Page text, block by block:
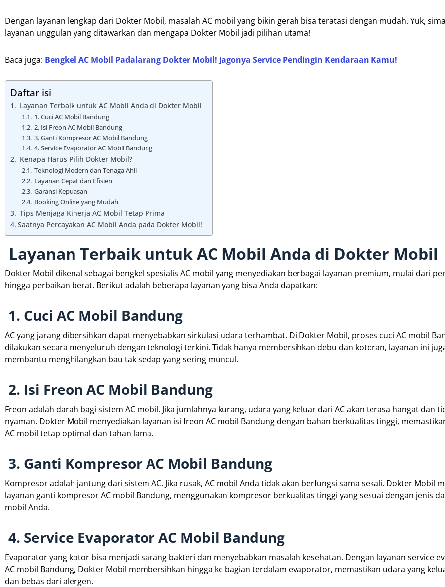
Dengan layanan lengkap dari Dokter Mobil, masalah AC mobil yang bikin gerah bisa teratasi dengan mudah. Yuk,
layanan unggulan yang ditawarkan dan mengapa Dokter Mobil jadi pilihan utama!
Baca juga: Bengkel AC Mobil Padalarang Dokter Mobil! Jagonya Service Pendingin Kendaraan Kamu!
Daftar isi
Layanan Terbaik untuk AC Mobil Anda di Dokter Mobil
1. Cuci AC Mobil Bandung
2. Isi Freon AC Mobil Bandung
3. Ganti Kompresor AC Mobil Bandung
4. Service Evaporator AC Mobil Bandung
Kenapa Harus Pilih Dokter Mobil?
Teknologi Modern dan Tenaga Ahli
Layanan Cepat dan Efisien
Garansi Kepuasan
Booking Online yang Mudah
Tips Menjaga Kinerja AC Mobil Tetap Prima
Saatnya Percayakan AC Mobil Anda pada Dokter Mobil!
Layanan Terbaik untuk AC Mobil Anda di Dokter Mobil
Dokter Mobil dikenal sebagai bengkel spesialis AC mobil yang menyediakan berbagai layanan premium, mulai dari
hingga perbaikan berat. Berikut adalah beberapa layanan yang bisa Anda dapatkan:
1. Cuci AC Mobil Bandung
AC yang jarang dibersihkan dapat menyebabkan sirkulasi udara terhambat. Di Dokter Mobil, proses cuci AC mobil
dilakukan secara menyeluruh dengan teknologi terkini. Tidak hanya membersihkan debu dan kotoran, layanan ini
membantu menghilangkan bau tak sedap yang sering muncul.
2. Isi Freon AC Mobil Bandung
Freon adalah darah bagi sistem AC mobil. Jika jumlahnya kurang, udara yang keluar dari AC akan terasa hangat dan
nyaman. Dokter Mobil menyediakan layanan isi freon AC mobil Bandung dengan bahan berkualitas tinggi,
AC mobil tetap optimal dan tahan lama.
3. Ganti Kompresor AC Mobil Bandung
Kompresor adalah jantung dari sistem AC. Jika rusak, AC mobil Anda tidak akan berfungsi sama sekali. Dokter Mobil
layanan ganti kompresor AC mobil Bandung, menggunakan kompresor berkualitas tinggi yang sesuai dengan jenis
mobil Anda.
4. Service Evaporator AC Mobil Bandung
Evaporator yang kotor bisa menjadi sarang bakteri dan menyebabkan masalah kesehatan. Dengan layanan service
AC mobil Bandung, Dokter Mobil membersihkan hingga ke bagian terdalam evaporator, memastikan udara yang
dan bebas dari alergen.